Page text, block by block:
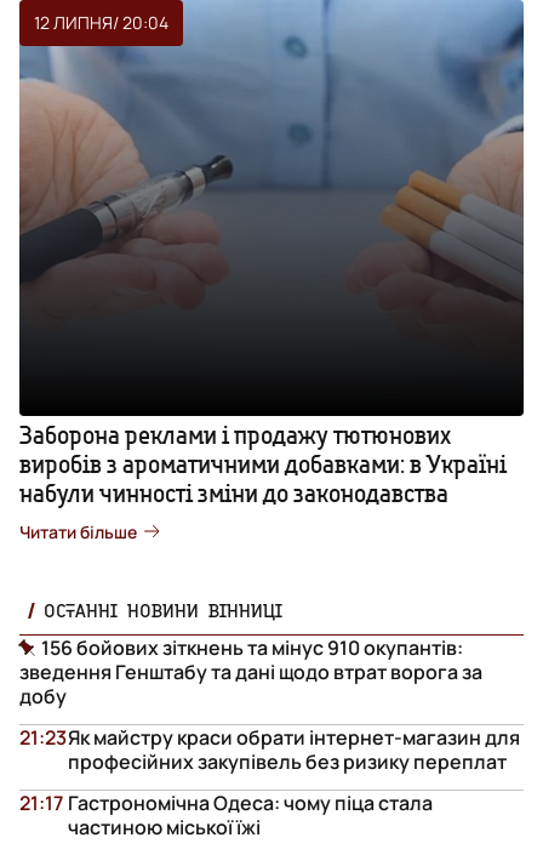
12 ЛИПНЯ/ 20:04
Заборона реклами і продажу тютюнових
виробів з ароматичними добавками: в Україні
набули чинності зміни до законодавства
Читати більше
ОСТАННІ НОВИНИ ВІННИЦІ
156 бойових зіткнень та мінус 910 окупантів:
зведення Генштабу та дані щодо втрат ворога за
добу
Як майстру краси обрати інтернет-магазин для
професійних закупівель без ризику переплат
21:23
Гастрономічна Одеса: чому піца стала
частиною міської їжі
21:17